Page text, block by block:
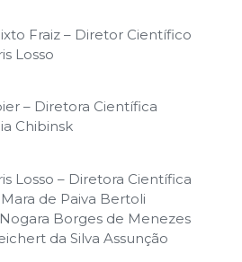
Fraiz – Diretor Científico
Losso
– Diretora Científica
Chibinsk
Losso – Diretora Científica
de Paiva Bertoli
Borges de Menezes
da Silva Assunção